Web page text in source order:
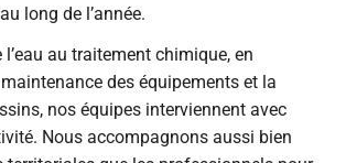
long de l’année.
l’eau au traitement chimique, en
des équipements et la
nos équipes interviennent avec
Nous accompagnons aussi bien